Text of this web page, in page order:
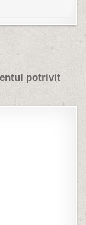
potrivit